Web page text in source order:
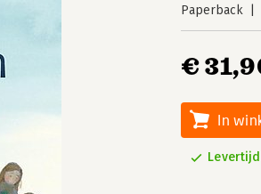
Paperback
€
In